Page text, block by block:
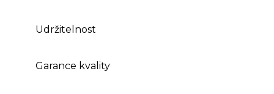
Udržitelnost
Garance kvality